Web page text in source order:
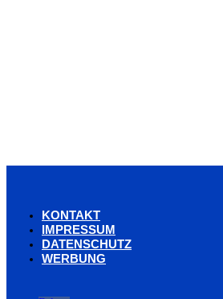
KONTAKT
IMPRESSUM
DATENSCHUTZ
WERBUNG